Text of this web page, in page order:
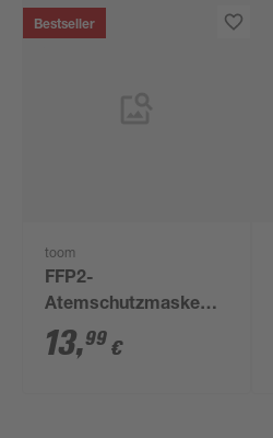
Bestseller
toom
FFP2-
Atemschutzmaske
mit Ventil, 5 Stück
13,99 €